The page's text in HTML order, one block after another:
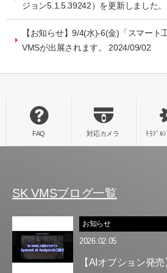
ジョン5.1.5.39242）を更新しました
【お知らせ】9/4(水)-6(金)「スマート
VMSが出展されます。 2024/09/02
SK VMSブログ一覧
お知らせ
2026.02.05
【AIオプション発